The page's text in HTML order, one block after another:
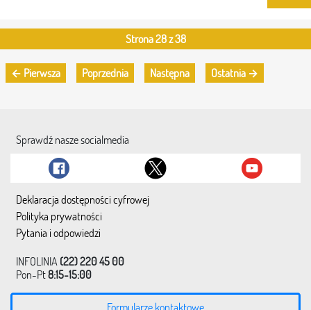
Strona 28 z 38
← Pierwsza Poprzednia Następna Ostatnia →
Sprawdź nasze socialmedia
Deklaracja dostępności cyfrowej
Polityka prywatności
Pytania i odpowiedzi
INFOLINIA (22) 220 45 00
Pon-Pt8:15-15:00